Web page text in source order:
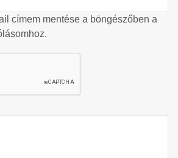
címem mentése a böngészőben a